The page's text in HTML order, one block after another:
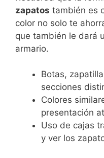
zapatos también es
color no solo te
que también le dará
armario.
Botas,
secciones
Colores
presentación
Uso de cajas
y ver los